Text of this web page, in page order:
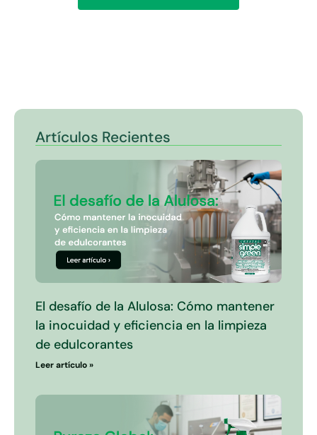
Artículos Recientes
El desafío de la Alulosa: Cómo mantener
la inocuidad y eficiencia en la limpieza
de edulcorantes
Leer artículo »